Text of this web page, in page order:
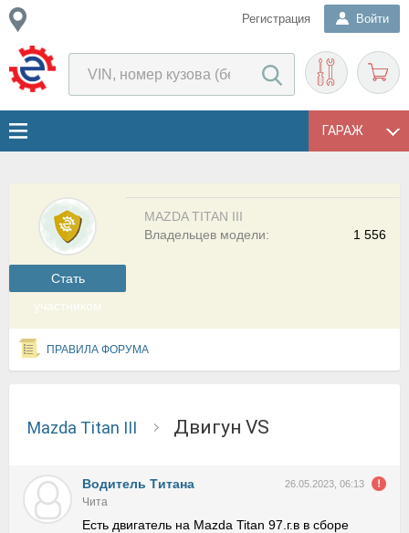
Регистрация Войти
ГАРАЖ
Cтать
участником
MAZDA TITAN III
1 556
Владельцев модели:
ПРАВИЛА ФОРУМА
Mazda Titan III Двигун VS
Водитель Tитана 26.05.2023, 06:13
Чита
Есть двигатель на Mazda Titan 97.г.в в сборе